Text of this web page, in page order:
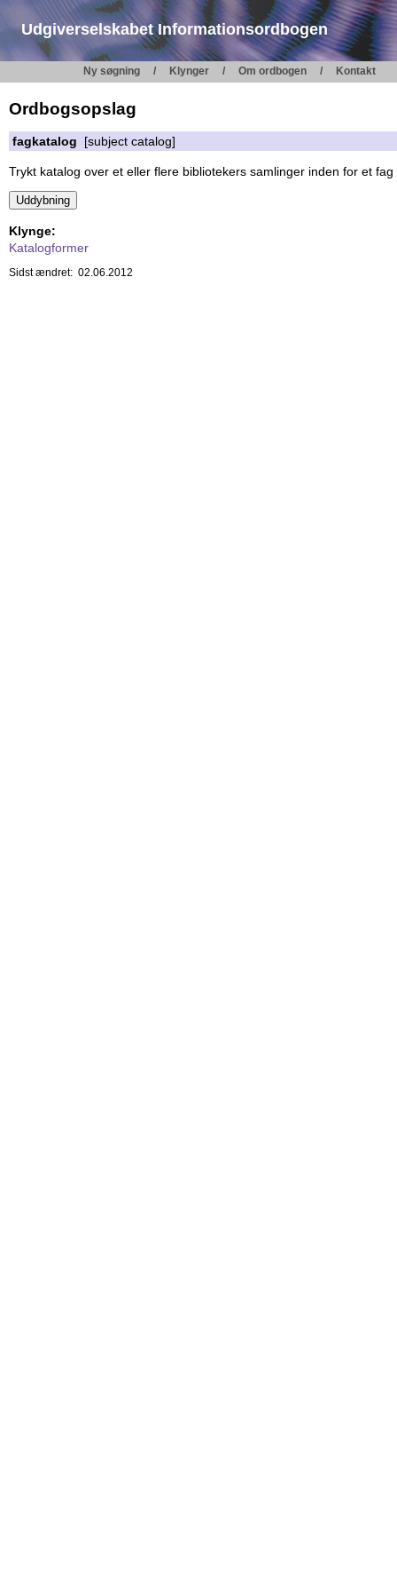
Udgiverselskabet Informationsordbogen
Ny søgning Klynger Om ordbogen Kontakt
Ordbogsopslag
fagkatalog [subject catalog]
Trykt katalog over et eller flere bibliotekers samlinger inden for et
Klynge:
Katalogformer
Sidst ændret: 02.06.2012